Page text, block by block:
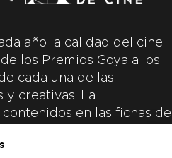
año la calidad del cine
los Premios Goya a los
cada una de las
y creativas. La
en las fichas de
y responsabilidad